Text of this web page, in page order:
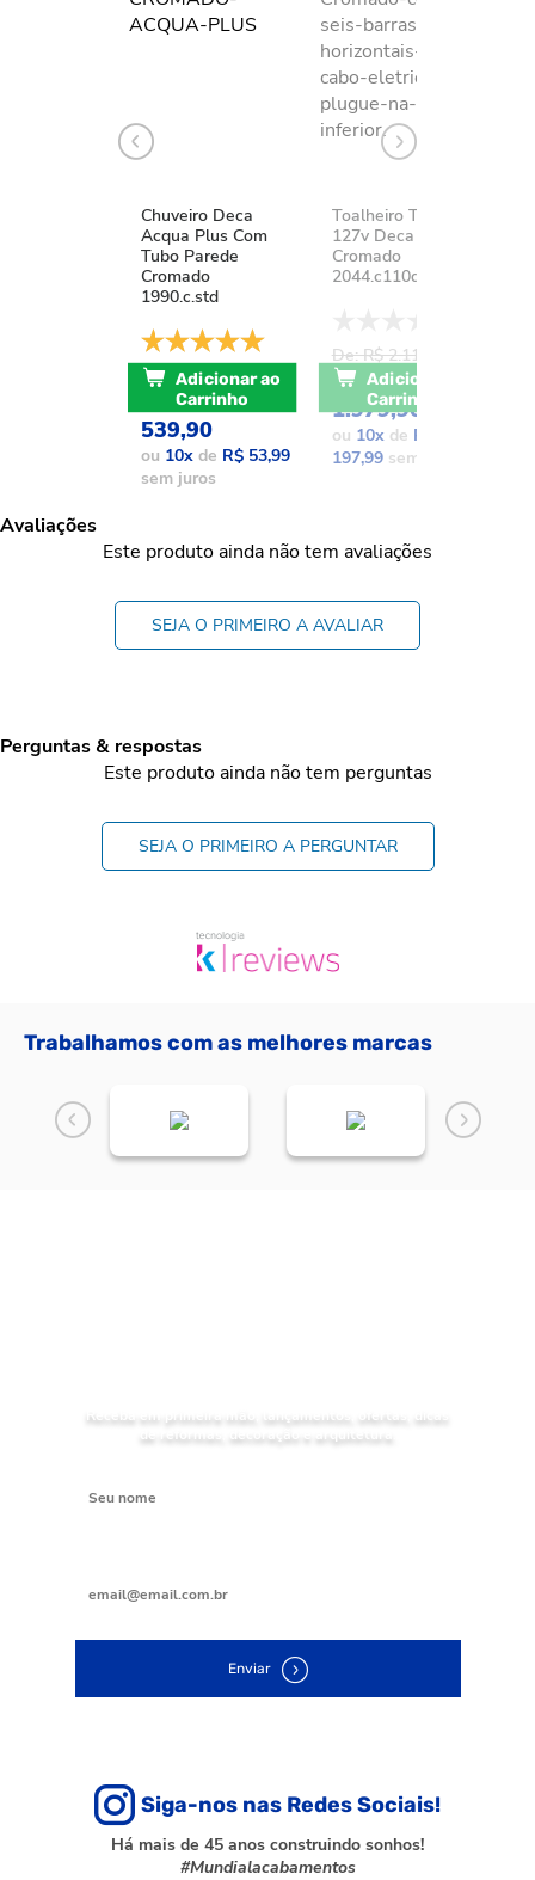
Chuveiro Deca
Acqua Plus Com
Tubo Parede
Cromado
1990.c.std
De: R$ 741,17
POR: R$
539,90
ou 10xde R$ 53,99
sem juros
Adicionar ao
Carrinho
Toalheiro Térmico
127v Deca You
Cromado
2044.c110d.aqc
De: R$ 2.111,37
POR: R$
1.979,90
ou 10xde R$
197,99sem juros
Adicionar ao
Carrinho
Avaliações
Este produto ainda não tem avaliações
SEJA O PRIMEIRO A AVALIAR
Perguntas & respostas
Este produto ainda não tem perguntas
SEJA O PRIMEIRO A PERGUNTAR
Trabalhamos com as melhores marcas
Receba em primeira mão, lançamentos, ofertas, dicas
de reformas, decoração e arquitetura.
Enviar
Siga-nos nas Redes Sociais!
Há mais de 45 anos construindo sonhos!
#Mundialacabamentos